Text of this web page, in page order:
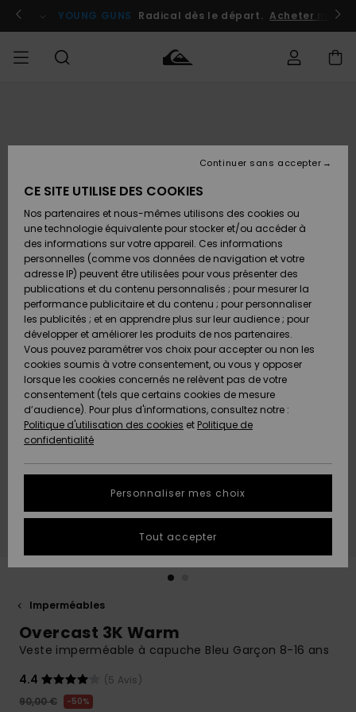
l'information
le
Se connecter / s'inscrire
YOUNG GUNS Radical dès le départ. Acheter
Chaussures
& Tongs
Surf
Snow
Nouveautés
A
Découvrir
Chaussures
& Tongs
Surf
Snow
Nouveautés
A
Découvrir
FEMME
A
Découvrir
Snow
SURF
Surf
Shop
Enfant
Highlights
Communauté
SNOW
Snow
Shop
Enfant
Snow
Shop
Femme
A
Découvrir
Communauté
OUTLET
Enfant
Outlet
Femme
AIDE &
CONTACT
Retours
Paiement
Carte
Cadeau
Quiksilver
Freedom
Protection
des
tailles
conversation
plus rapide
à votre
Démarrer
MAGASINS
QUIKSILVER
Imperméables
Overcast 3K Warm
Veste imperméable à capuche Bleu Garçon 8-16 ans
4.4
(5 Avis)
90,00 €
50%
CE SITE UTILISE DES COOKIES
Nos partenaires et nous-mêmes utilisons des cookies ou
une technologie équivalente pour stocker et/ou accéder à
des informations sur votre appareil. Ces informations
personnelles (comme vos données de navigation et votre
adresse IP) peuvent être utilisées pour vous présenter des
publications et du contenu personnalisés ; pour mesurer la
performance publicitaire et du contenu ; pour personnaliser
les publicités ; et en apprendre plus sur leur audience ; pour
développer et améliorer les produits de nos partenaires.
Vous pouvez paramétrer vos choix pour accepter ou non les
cookies soumis à votre consentement, ou vous y opposer
lorsque les cookies concernés ne relèvent pas de votre
consentement (tels que certains cookies de mesure
d’audience). Pour plus d'informations, consultez notre :
Politique d'utilisation des cookies et Politique de
confidentialité
Personnaliser mes choix
Continuer sans accepter
Tout accepter